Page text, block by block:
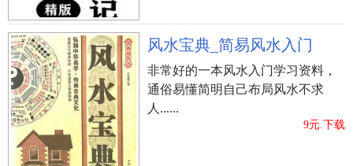
风水宝典_简易风水入门
非常好的一本风水入门学习资料，
通俗易懂简明自己布局风水不求
人......
9元.下载